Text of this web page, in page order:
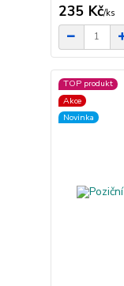
235 Kč/ks
TOP produkt
Akce
Novinka